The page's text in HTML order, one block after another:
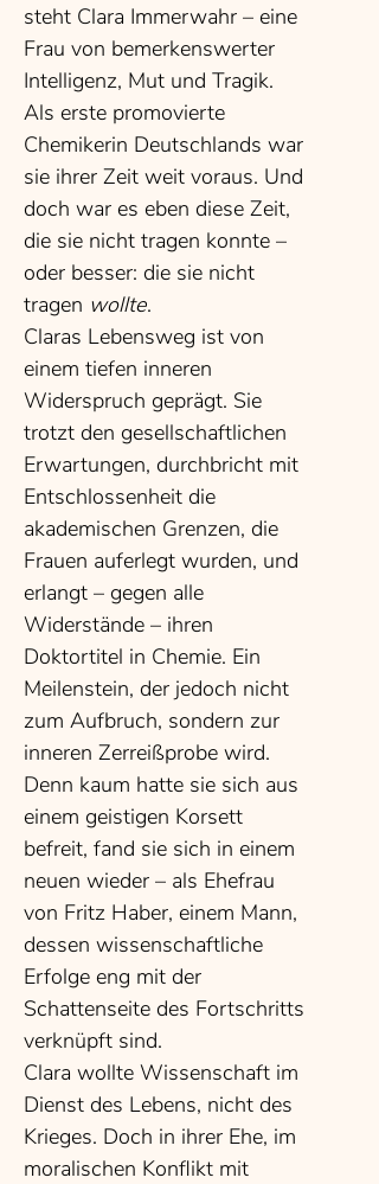
steht Clara Immerwahr – eine
Frau von bemerkenswerter
Intelligenz, Mut und Tragik.
Als erste promovierte
Chemikerin Deutschlands war
sie ihrer Zeit weit voraus. Und
doch war es eben diese Zeit,
die sie nicht tragen konnte –
oder besser: die sie nicht
tragen wollte.
Claras Lebensweg ist von
einem tiefen inneren
Widerspruch geprägt. Sie
trotzt den gesellschaftlichen
Erwartungen, durchbricht mit
Entschlossenheit die
akademischen Grenzen, die
Frauen auferlegt wurden, und
erlangt – gegen alle
Widerstände – ihren
Doktortitel in Chemie. Ein
Meilenstein, der jedoch nicht
zum Aufbruch, sondern zur
inneren Zerreißprobe wird.
Denn kaum hatte sie sich aus
einem geistigen Korsett
befreit, fand sie sich in einem
neuen wieder – als Ehefrau
von Fritz Haber, einem Mann,
dessen wissenschaftliche
Erfolge eng mit der
Schattenseite des Fortschritts
verknüpft sind.
Clara wollte Wissenschaft im
Dienst des Lebens, nicht des
Krieges. Doch in ihrer Ehe, im
moralischen Konflikt mit